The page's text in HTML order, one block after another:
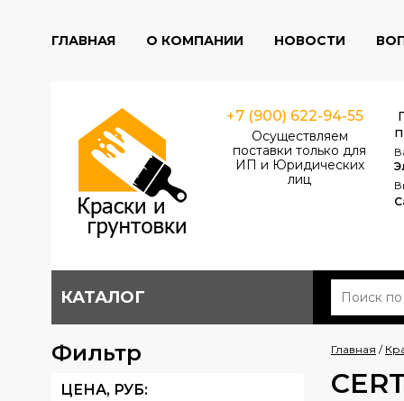
ГЛАВНАЯ О КОМПАНИИ НОВОСТИ
+7 (900) 622-94-55
Осуществляем
поставки только для
ИП и Юридических
лиц
КАТАЛОГ
Фильтр
ЦЕНА, РУБ:
Главная /